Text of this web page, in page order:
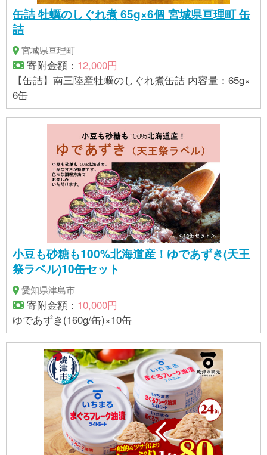
缶詰 牡蠣のしぐれ煮 65g×6個 宮城県亘理町 缶
詰
宮城県亘理町
寄附金額： 12,000円
【缶詰】南三陸産牡蠣のしぐれ煮缶詰 内容量：65g×
6缶
小豆も砂糖も100%北海道産！ゆであずき(天王
祭ラベル)10缶セット
愛知県津島市
寄附金額： 10,000円
ゆであずき(160g/缶)×10缶